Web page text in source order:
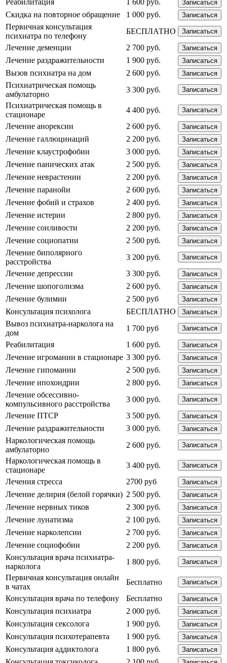
Записаться
Скидка на повторное обращение 1 000 руб. Записаться
Первичная консультация
психиатра по телефону
БЕСПЛАТНО Записаться
Лечение деменции 2 700 руб. Записаться
Лечение раздражительности 1 900 руб. Записаться
Вызов психиатра на дом 2 600 руб. Записаться
Психиатрическая помощь
амбулаторно
3 300 руб. Записаться
Психиатрическая помощь в
стационаре
4 400 руб. Записаться
Лечение анорексии 2 600 руб. Записаться
Лечение галлюцинаций 2 200 руб. Записаться
Лечение клаустрофобии 3 000 руб. Записаться
Лечение панических атак 2 500 руб. Записаться
Лечение неврастении 2 200 руб. Записаться
Лечение паранойи 2 600 руб. Записаться
Лечение фобий и страхов 2 400 руб. Записаться
Лечение истерии 2 800 руб. Записаться
Лечение сонливости 2 200 руб. Записаться
Лечение социопатии 2 500 руб. Записаться
Лечение биполярного
расстройства
3 200 руб. Записаться
Лечение депрессии 3 300 руб. Записаться
Лечение шопоголизма 2 600 руб. Записаться
Лечение булимии 2 500 руб Записаться
Консультация психолога БЕСПЛАТНО Записаться
Вывоз психиатра-нарколога на
дом
1 700 руб Записаться
Реабилитация 1 600 руб. Записаться
Лечение игромании в стационаре 3 300 руб. Записаться
Лечение гипомании 2 500 руб. Записаться
Лечение ипохондрии 2 800 руб. Записаться
Лечение обсессивно-
компульсивного расстройства
3 000 руб. Записаться
Лечение ПТСР 3 500 руб. Записаться
Лечение раздражительности 3 000 руб. Записаться
Наркологическая помощь
амбулаторно
2 600 руб. Записаться
Наркологическая помощь в
стационаре
3 400 руб. Записаться
Лечения стресса 2700 руб Записаться
Лечение делирия (белой горячки) 2 500 руб. Записаться
Лечение нервных тиков 2 300 руб. Записаться
Лечение лунатизма 2 100 руб. Записаться
Лечение нарколепсии 2 700 руб. Записаться
Лечение социофобии 2 200 руб. Записаться
Консультация врача психиатра-
нарколога
1 800 руб. Записаться
Первичная консультация онлайн
в чатах
Бесплатно Записаться
Консультация врача по телефону Бесплатно Записаться
Консультация психиатра 2 000 руб. Записаться
Консультация сексолога 1 900 руб. Записаться
Консультация психотерапевта 1 900 руб. Записаться
Консультация аддиктолога 1 800 руб. Записаться